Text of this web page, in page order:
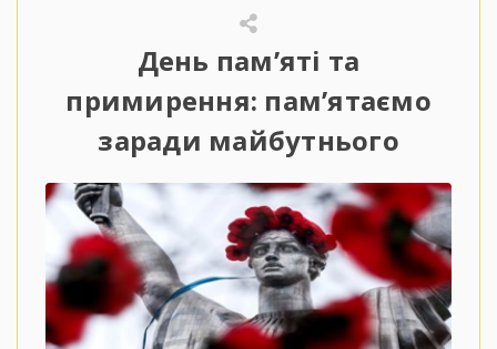
День пам’яті та
примирення: пам’ятаємо
заради майбутнього